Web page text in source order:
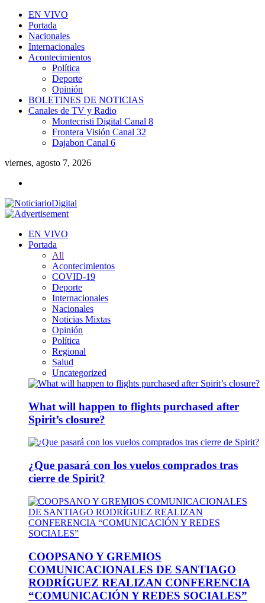
EN VIVO
Portada
Nacionales
Internacionales
Acontecimientos
Política
Deporte
Opinión
BOLETINES DE NOTICIAS
Canales de TV y Radio
Montecristi Digital Canal 8
Frontera Visión Canal 32
Dajabon Canal 6
viernes, agosto 7, 2026
EN VIVO
Portada
All
Acontecimientos
COVID-19
Deporte
Internacionales
Nacionales
Noticias Mixtas
Opinión
Política
Regional
Salud
Uncategorized
What will happen to flights purchased after
Spirit’s closure?
¿Que pasará con los vuelos comprados tras
cierre de Spirit?
COOPSANO Y GREMIOS
COMUNICACIONALES DE SANTIAGO
RODRÍGUEZ REALIZAN CONFERENCIA
“COMUNICACIÓN Y REDES SOCIALES”